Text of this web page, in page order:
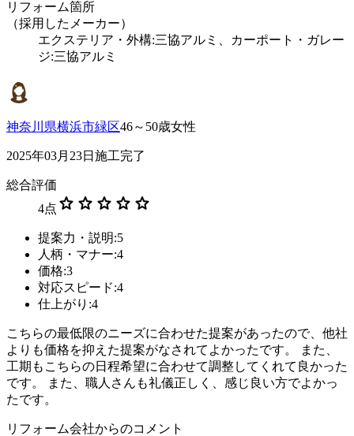
リフォーム箇所
（採用したメーカー）
エクステリア・外構:三協アルミ、カーポート・ガレー
ジ:三協アルミ
神奈川県横浜市緑区46～50歳女性
2025年03月23日施工完了
総合評価
4点 star star star star star
提案力・説明:5
人柄・マナー:4
価格:3
対応スピード:4
仕上がり:4
こちらの最低限のニーズに合わせた提案があったので、他社
よりも価格を抑えた提案がなされてよかったです。 また、
工期もこちらの日程希望に合わせて調整してくれて良かった
です。 また、職人さんも礼儀正しく、感じ良い方でよかっ
たです。
リフォーム会社からのコメント